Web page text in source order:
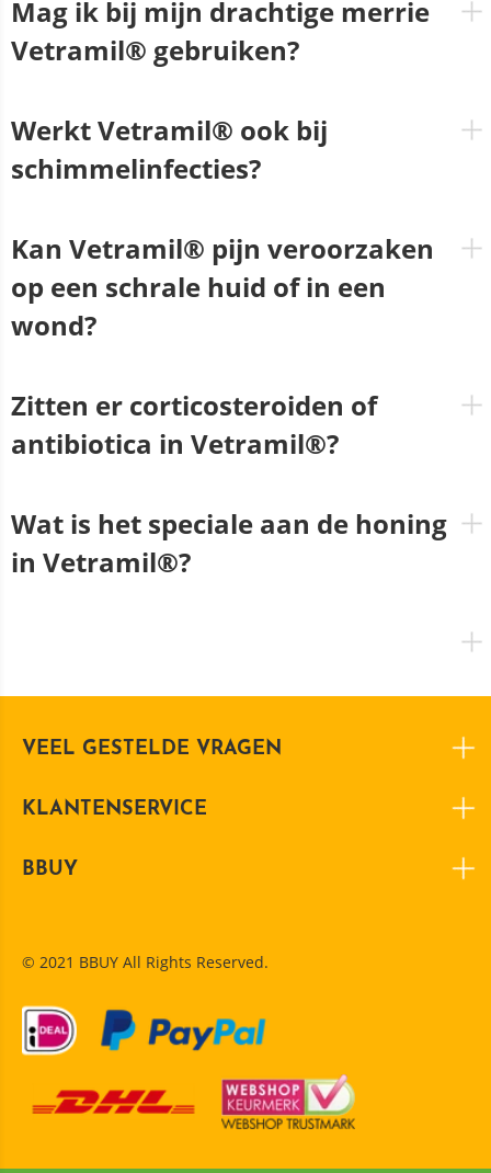
Mag ik bij mijn drachtige merrie
Vetramil® gebruiken?
Werkt Vetramil® ook bij
schimmelinfecties?
Kan Vetramil® pijn veroorzaken
op een schrale huid of in een
wond?
Zitten er corticosteroiden of
antibiotica in Vetramil®?
Wat is het speciale aan de honing
in Vetramil®?
VEEL GESTELDE VRAGEN
KLANTENSERVICE
BBUY
© 2021 BBUY All Rights Reserved.